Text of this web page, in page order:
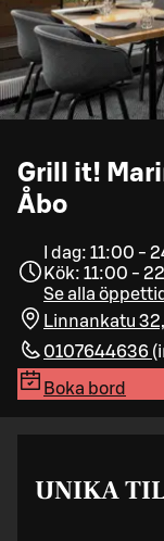
Grill it!
Åbo
I dag: 11:00 -
Kök: 11:00 -
Se alla
Linnankatu
0107644636 (
Boka bord
UNIKA